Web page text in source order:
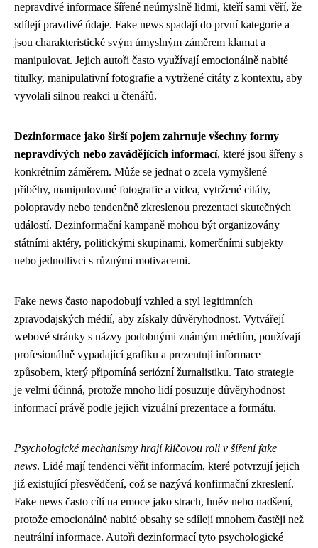
nepravdivé informace šířené neúmyslně lidmi, kteří sami věří, že
sdílejí pravdivé údaje. Fake news spadají do první kategorie a
jsou charakteristické svým úmyslným záměrem klamat a
manipulovat. Jejich autoři často využívají emocionálně nabité
titulky, manipulativní fotografie a vytržené citáty z kontextu, aby
vyvolali silnou reakci u čtenářů.
Dezinformace jako širší pojem zahrnuje všechny formy
nepravdivých nebo zavádějících informací, které jsou šířeny s
konkrétním záměrem. Může se jednat o zcela vymyšlené
příběhy, manipulované fotografie a videa, vytržené citáty,
polopravdy nebo tendenčně zkreslenou prezentaci skutečných
událostí. Dezinformační kampaně mohou být organizovány
státními aktéry, politickými skupinami, komerčními subjekty
nebo jednotlivci s různými motivacemi.
Fake news často napodobují vzhled a styl legitimních
zpravodajských médií, aby získaly důvěryhodnost. Vytvářejí
webové stránky s názvy podobnými známým médiím, používají
profesionálně vypadající grafiku a prezentují informace
způsobem, který připomíná seriózní žurnalistiku. Tato strategie
je velmi účinná, protože mnoho lidí posuzuje důvěryhodnost
informací právě podle jejich vizuální prezentace a formátu.
Psychologické mechanismy hrají klíčovou roli v šíření fake
news. Lidé mají tendenci věřit informacím, které potvrzují jejich
již existující přesvědčení, což se nazývá konfirmační zkreslení.
Fake news často cílí na emoce jako strach, hněv nebo nadšení,
protože emocionálně nabité obsahy se sdílejí mnohem častěji než
neutrální informace. Autoři dezinformací tyto psychologické